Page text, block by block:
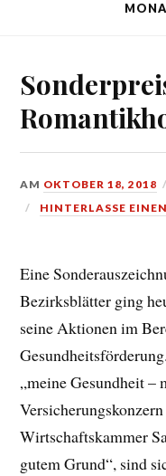
AM OKTOBER 18, 2018
HINTERLASSE
Eine
Bezirksblätter ging
seine Aktionen im
„meine Gesundheit –
Wirtschaftskammer
gutem Grund“, sind